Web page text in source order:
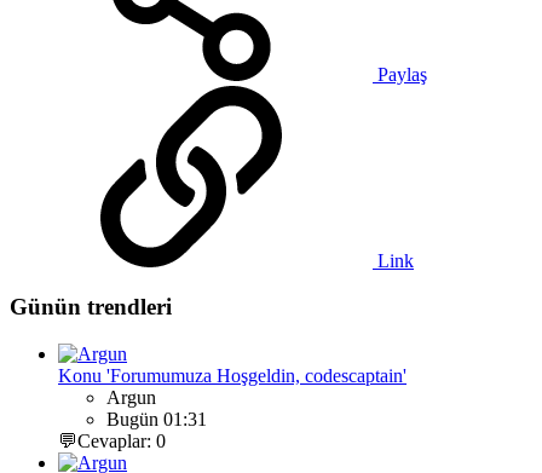
Paylaş
Link
Günün trendleri
Konu 'Forumumuza Hoşgeldin, codescaptain'
Argun
Bugün 01:31
💬Cevaplar: 0